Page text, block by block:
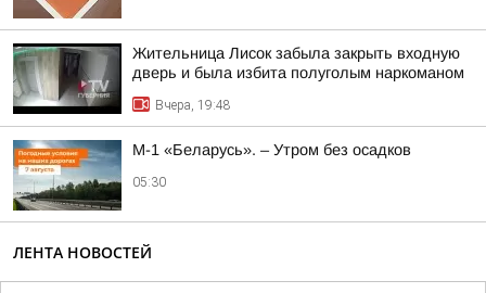
Жительница Лисок забыла закрыть входную
дверь и была избита полуголым наркоманом
Вчера, 19:48
М-1 «Беларусь». – Утром без осадков
05:30
ЛЕНТА НОВОСТЕЙ